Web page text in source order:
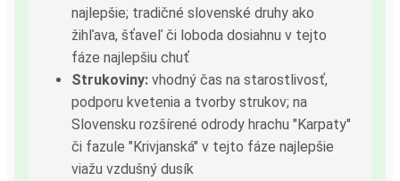
najlepšie; tradičné slovenské druhy ako
žihľava, šťaveľ či loboda dosiahnu v tejto
fáze najlepšiu chuť
Strukoviny: vhodný čas na starostlivosť,
podporu kvetenia a tvorby strukov; na
Slovensku rozšírené odrody hrachu "Karpaty"
či fazule "Krivjanská" v tejto fáze najlepšie
viažu vzdušný dusík